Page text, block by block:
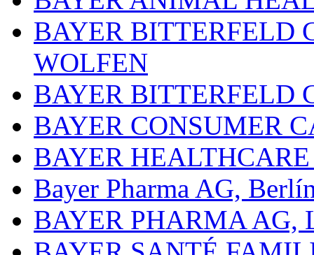
BAYER BITTERFELD
WOLFEN
BAYER BITTERFELD
BAYER CONSUMER
BAYER
Bayer Pharma AG,
BAYER PHARMA AG,